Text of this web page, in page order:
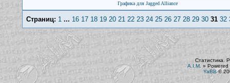
Графика для Jagged Alliance
Страниц: 1... 16 17 18 19 20 21 22 23 24 25 26 27 28 29 30 31 32
Статистика.
A.I.M. » Powered
YaBB©